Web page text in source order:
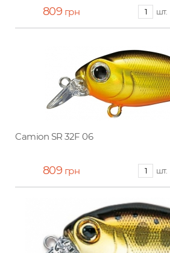
809 грн шт.
Camion SR 32F 06
809 грн шт.